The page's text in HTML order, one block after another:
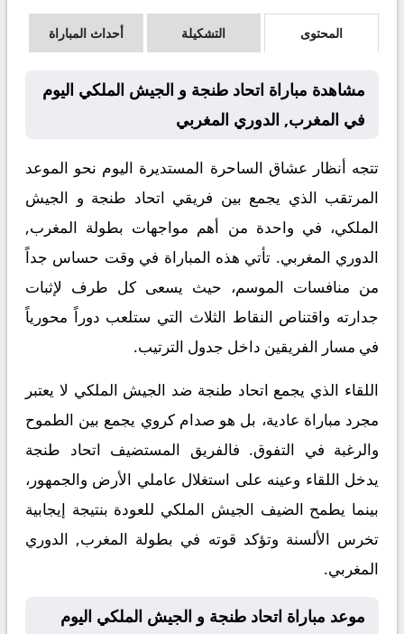
المحتوى التشكيلة أحداث المباراة
مشاهدة مباراة اتحاد طنجة و الجيش الملكي اليوم
في المغرب, الدوري المغربي
تتجه أنظار عشاق الساحرة المستديرة اليوم نحو الموعد
المرتقب الذي يجمع بين فريقي اتحاد طنجة و الجيش
الملكي، في واحدة من أهم مواجهات بطولة المغرب,
الدوري المغربي. تأتي هذه المباراة في وقت حساس جداً
من منافسات الموسم، حيث يسعى كل طرف لإثبات
جدارته واقتناص النقاط الثلاث التي ستلعب دوراً محورياً
في مسار الفريقين داخل جدول الترتيب.
اللقاء الذي يجمع اتحاد طنجة ضد الجيش الملكي لا يعتبر
مجرد مباراة عادية، بل هو صدام كروي يجمع بين الطموح
والرغبة في التفوق. فالفريق المستضيف اتحاد طنجة
يدخل اللقاء وعينه على استغلال عاملي الأرض والجمهور،
بينما يطمح الضيف الجيش الملكي للعودة بنتيجة إيجابية
تخرس الألسنة وتؤكد قوته في بطولة المغرب, الدوري
المغربي.
موعد مباراة اتحاد طنجة و الجيش الملكي اليوم